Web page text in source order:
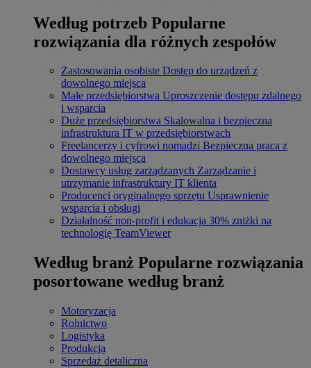
Według potrzeb Popularne
rozwiązania dla różnych zespołów
Zastosowania osobiste Dostęp do urządzeń z
dowolnego miejsca
Małe przedsiębiorstwa Uproszczenie dostępu zdalnego
i wsparcia
Duże przedsiębiorstwa Skalowalna i bezpieczna
infrastruktura IT w przedsiębiorstwach
Freelancerzy i cyfrowi nomadzi Bezpieczna praca z
dowolnego miejsca
Dostawcy usług zarządzanych Zarządzanie i
utrzymanie infrastruktury IT klienta
Producenci oryginalnego sprzętu Usprawnienie
wsparcia i obsługi
Działalność non-profit i edukacja 30% zniżki na
technologię TeamViewer
Według branż Popularne rozwiązania
posortowane według branż
Motoryzacja
Rolnictwo
Logistyka
Produkcja
Sprzedaż detaliczna